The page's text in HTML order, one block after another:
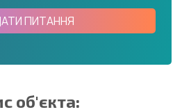
ПИТАННЯ
об'єкта: